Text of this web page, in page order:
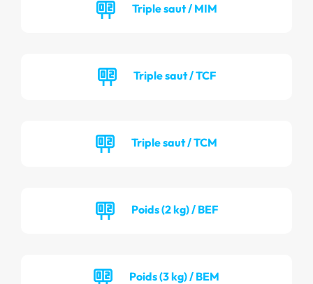
Triple saut / MIM
Triple saut / TCF
Triple saut / TCM
Poids (2 kg) / BEF
Poids (3 kg) / BEM